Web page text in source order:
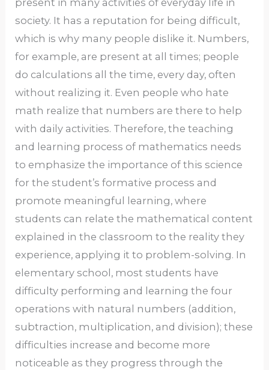
present in many activities of everyday life in
society. It has a reputation for being difficult,
which is why many people dislike it. Numbers,
for example, are present at all times; people
do calculations all the time, every day, often
without realizing it. Even people who hate
math realize that numbers are there to help
with daily activities. Therefore, the teaching
and learning process of mathematics needs
to emphasize the importance of this science
for the student’s formative process and
promote meaningful learning, where
students can relate the mathematical content
explained in the classroom to the reality they
experience, applying it to problem-solving. In
elementary school, most students have
difficulty performing and learning the four
operations with natural numbers (addition,
subtraction, multiplication, and division); these
difficulties increase and become more
noticeable as they progress through the